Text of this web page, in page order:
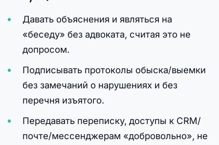
Давать объяснения и являться на
«беседу» без адвоката, считая это не
допросом.
Подписывать протоколы обыска/выемки
без замечаний о нарушениях и без
перечня изъятого.
Передавать переписку, доступы к CRM/
почте/мессенджерам «добровольно», не